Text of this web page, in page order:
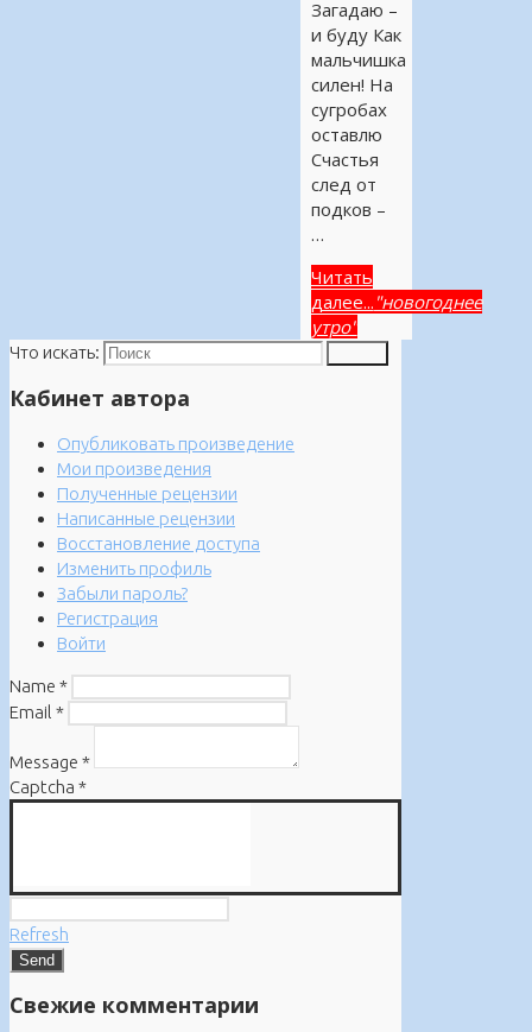
Загадаю –
и буду Как
мальчишка
силен! На
сугробах
оставлю
Счастья
след от
подков –
…
Читать
далее... "новогоднее
утро"
Что искать:
Кабинет автора
Опубликовать произведение
Мои произведения
Полученные рецензии
Написанные рецензии
Восстановление доступа
Изменить профиль
Забыли пароль?
Регистрация
Войти
Name *
Email *
Message *
Captcha *
Refresh
Свежие комментарии